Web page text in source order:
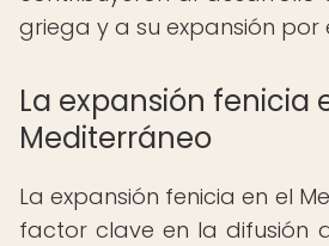
griega y a su expansión por
La expansión fenicia
Mediterráneo
La expansión fenicia en el
factor clave en la difusión